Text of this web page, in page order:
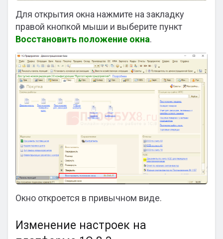
Для открытия окна нажмите на закладку
правой кнопкой мыши и выберите пункт
Восстановить положение окна.
Окно откроется в привычном виде.
Изменение настроек на